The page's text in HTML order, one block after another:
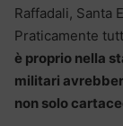
Raffadali, Santa
Praticamente
è proprio nella
militari
non solo